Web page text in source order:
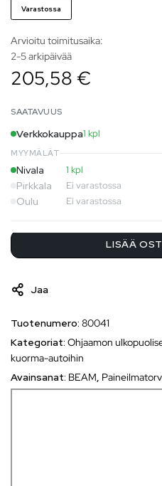
Varastossa
Arvioitu toimitusaika:
2-5 arkipäivää
205,58 €
SAATAVUUS
Verkkokauppa1 kpl
MYYMÄLÄT
Nivala 1 kpl
Pirkkala Ei varastossa
Oulu Ei varastossa
LISÄÄ
Jaa
Tuotenumero: 80041
Kategoriat: Ohjaamon
kuorma-autoihin
Avainsanat: BEAM,